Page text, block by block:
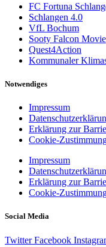
FC Fortuna
Schlangen 4.0
VfL Bochum
Sooty Falcon Movie
Quest4Action
Kommunaler
Notwendiges
Impressum
Erklärung zur
Cookie-
Impressum
Erklärung zur
Cookie-
Social Media
Twitter Facebook